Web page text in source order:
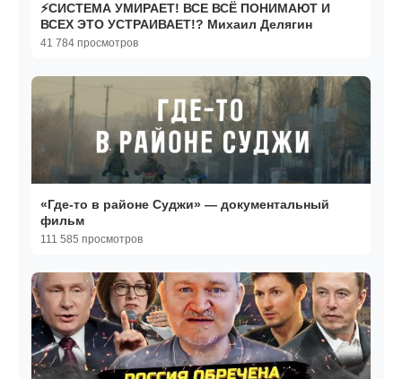
⚡️СИСТЕМА УМИРАЕТ! ВСЕ ВСЁ ПОНИМАЮТ И
ВСЕХ ЭТО УСТРАИВАЕТ!? Михаил Делягин
41 784 просмотров
«Где-то в районе Суджи» — документальный
фильм
111 585 просмотров